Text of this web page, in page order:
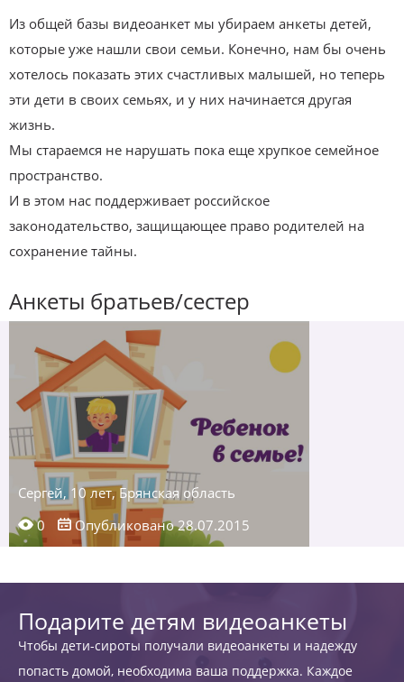
Из общей базы видеоанкет мы убираем анкеты детей,
которые уже нашли свои семьи. Конечно, нам бы очень
хотелось показать этих счастливых малышей, но теперь
эти дети в своих семьях, и у них начинается другая
жизнь.
Мы стараемся не нарушать пока еще хрупкое семейное
пространство.
И в этом нас поддерживает российское
законодательство, защищающее право родителей на
сохранение тайны.
Анкеты братьев/сестер
Сергей, 10 лет, Брянская область
0
Опубликовано 28.07.2015
Подарите детям видеоанкеты
Чтобы дети-сироты получали видеоанкеты и надежду
попасть домой, необходима ваша поддержка. Каждое